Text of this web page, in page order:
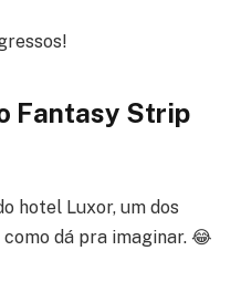
Fantasy Strip
hotel Luxor, um dos
como dá pra imaginar. 😂